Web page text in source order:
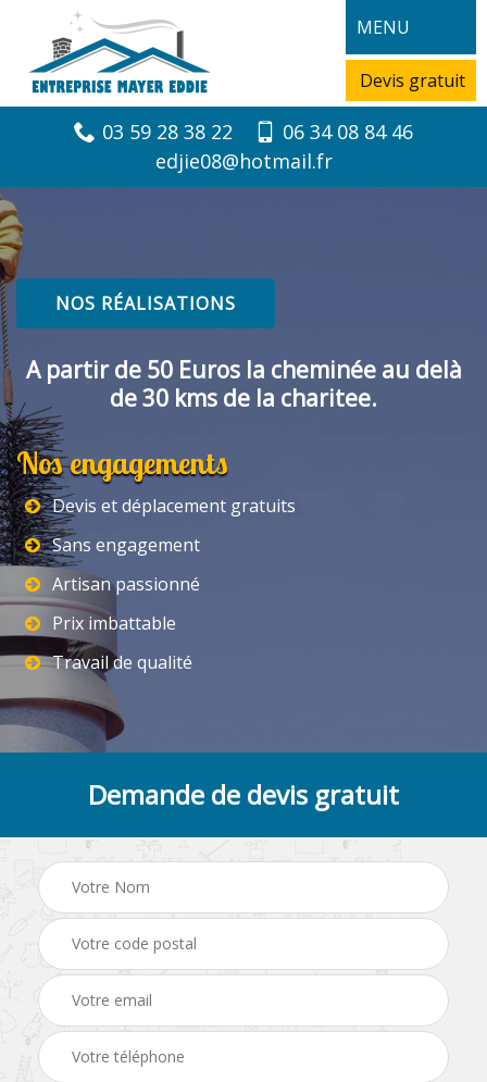
MENU
Devis gratuit
03 59 28 38 22
06 34 08 84 46
edjie08@hotmail.fr
NOS RÉALISATIONS
A partir de 50 Euros la cheminée au delà
de 30 kms de la charitee.
Nos engagements
Devis et déplacement gratuits
Sans engagement
Artisan passionné
Prix imbattable
Travail de qualité
Demande de devis gratuit